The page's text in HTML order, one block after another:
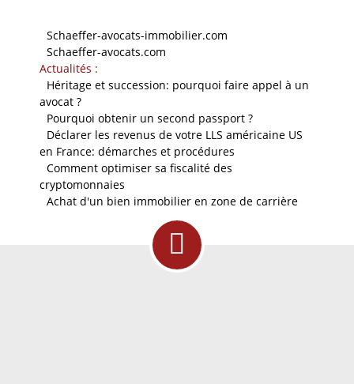
Schaeffer-avocats-immobilier.com
Schaeffer-avocats.com
Actualités :
Héritage et succession: pourquoi faire appel à un
avocat ?
Pourquoi obtenir un second passport ?
Déclarer les revenus de votre LLS américaine US
en France: démarches et procédures
Comment optimiser sa fiscalité des
cryptomonnaies
Achat d'un bien immobilier en zone de carrière